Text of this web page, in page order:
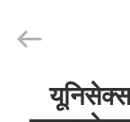
Manufacturing